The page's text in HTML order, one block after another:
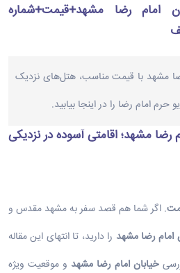
رضا مشهد+قیمت+شماره
مشهد با قیمت مناسب، هتل‌های نزدیک
حرم امام رضا را در اینجا بیابید.
مشهد؛ اقامتی آسوده در نزدیکی
. اگر شما هم قصد سفر به مشهد مقدس و
امام رضا مشهد را دارید، تا انتهای این مقاله
خیابان امام رضا مشهد و موقعیت ویژه